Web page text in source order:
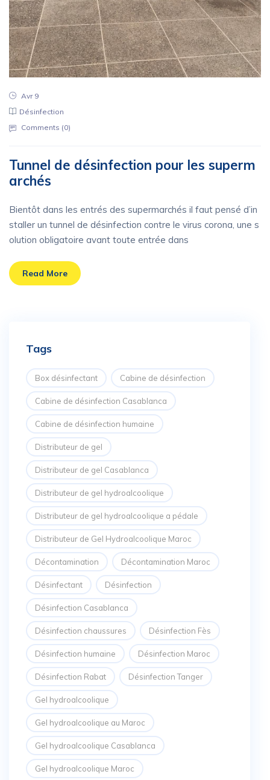
Avr 9
Désinfection
Comments (0)
Tunnel de désinfection pour les superm
archés
Bientôt dans les entrés des supermarchés il faut pensé d’in
staller un tunnel de désinfection contre le virus corona, une s
olution obligatoire avant toute entrée dans
Read More
Tags
Box désinfectant Cabine de désinfection
Cabine de désinfection Casablanca
Cabine de désinfection humaine
Distributeur de gel
Distributeur de gel Casablanca
Distributeur de gel hydroalcoolique
Distributeur de gel hydroalcoolique a pédale
Distributeur de Gel Hydroalcoolique Maroc
Décontamination Décontamination Maroc
Désinfectant Désinfection
Désinfection Casablanca
Désinfection chaussures Désinfection Fès
Désinfection humaine Désinfection Maroc
Désinfection Rabat Désinfection Tanger
Gel hydroalcoolique
Gel hydroalcoolique au Maroc
Gel hydroalcoolique Casablanca
Gel hydroalcoolique Maroc